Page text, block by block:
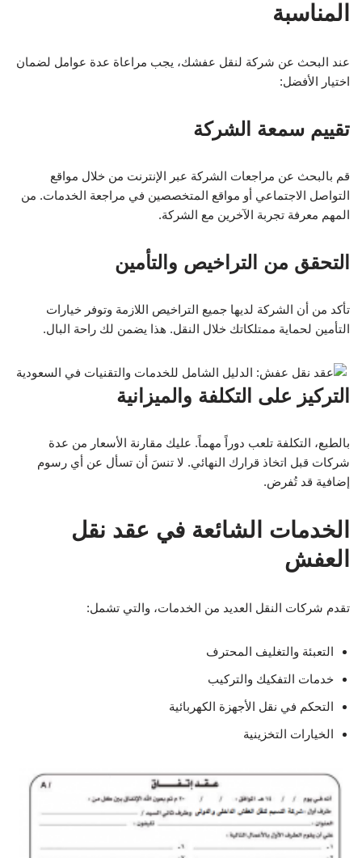
المناسبة
عند البحث عن شركة لنقل عفشك، يجب مراعاة عدة عوامل لضمان
اختيار الأفضل:
تقييم سمعة الشركة
قم بالبحث عن مراجعات الشركة عبر الإنترنت من خلال مواقع
التواصل الاجتماعي أو مواقع المتخصصين في مراجعة الخدمات. من
المهم معرفة تجربة الآخرين مع الشركة.
التحقق من التراخيص والتأمين
تأكد من أن الشركة لديها جميع التراخيص اللازمة وتوفر خيارات
التأمين لحماية ممتلكاتك خلال النقل. هذا يضمن لك راحة البال.
التركيز على التكلفة والميزانية
بالطبع، التكلفة تلعب دوراً مهماً. عليك مقارنة الأسعار من عدة
شركات قبل اتخاذ قرارك النهائي. لا تنسَ أن تسأل عن أي رسوم
إضافية قد تُفرض.
الخدمات الشائعة في عقد نقل
العفش
تقدم شركات النقل العديد من الخدمات، والتي تشمل:
التعبئة والتغليف المحترف
خدمات التفكيك والتركيب
التحكم في نقل الأجهزة الكهربائية
الخيارات التخزينية